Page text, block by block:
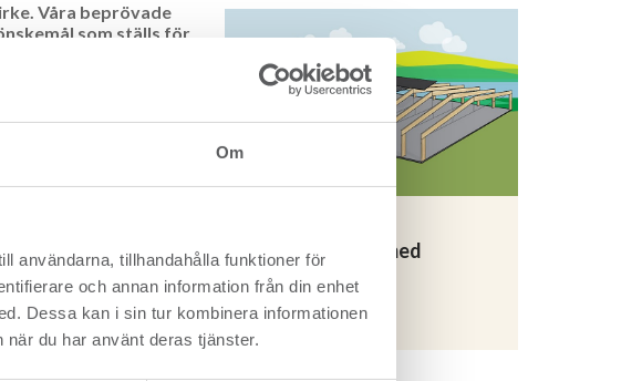
Om
användarna, tillhandahålla funktioner för
och annan information från din enhet
Dessa kan i sin tur kombinera informationen
du har använt deras tjänster.
Våra beprövade
som ställs för
och är enkel att komma
och populära sporter.
Vi har därför tagit
försäljningschef
än både stål och
jämfört med andra
som är det enda
ett trivsamt
Hållbara hallar med
limträstomme
Läs mer